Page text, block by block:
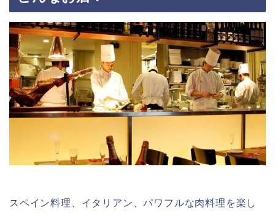
スペイン料理、イタリアン、パワフルな肉料理を楽し